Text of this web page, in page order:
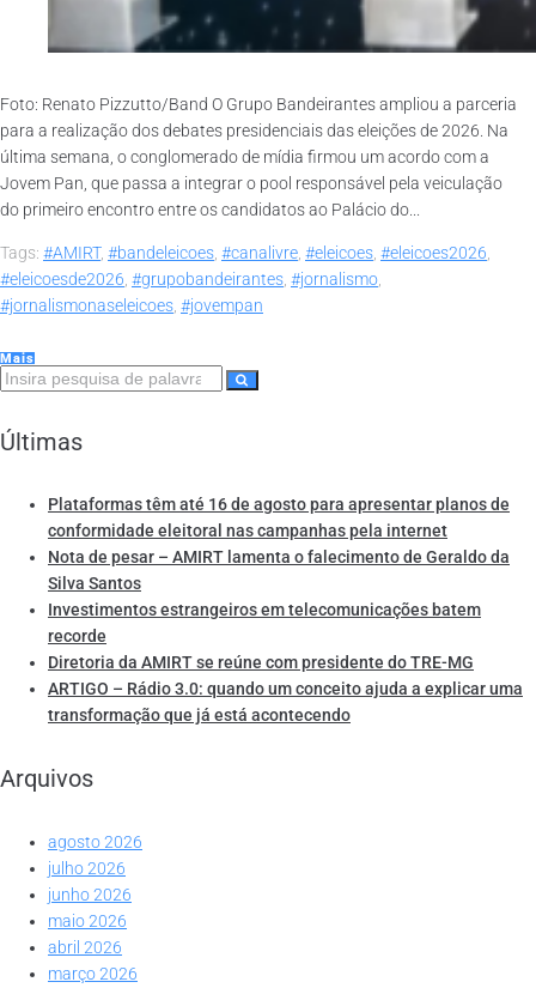
Foto: Renato Pizzutto/Band O Grupo Bandeirantes ampliou a parceria
para a realização dos debates presidenciais das eleições de 2026. Na
última semana, o conglomerado de mídia firmou um acordo com a
Jovem Pan, que passa a integrar o pool responsável pela veiculação
do primeiro encontro entre os candidatos ao Palácio do...
Tags: #AMIRT, #bandeleicoes, #canalivre, #eleicoes, #eleicoes2026,
#eleicoesde2026, #grupobandeirantes, #jornalismo,
#jornalismonaseleicoes, #jovempan
Mais
Últimas
Plataformas têm até 16 de agosto para apresentar planos de
conformidade eleitoral nas campanhas pela internet
Nota de pesar – AMIRT lamenta o falecimento de Geraldo da
Silva Santos
Investimentos estrangeiros em telecomunicações batem
recorde
Diretoria da AMIRT se reúne com presidente do TRE-MG
ARTIGO – Rádio 3.0: quando um conceito ajuda a explicar uma
transformação que já está acontecendo
Arquivos
agosto 2026
julho 2026
junho 2026
maio 2026
abril 2026
março 2026